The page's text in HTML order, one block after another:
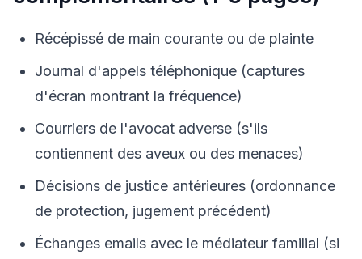
Récépissé de main courante ou de plainte
Journal d'appels téléphonique (captures
d'écran montrant la fréquence)
Courriers de l'avocat adverse (s'ils
contiennent des aveux ou des menaces)
Décisions de justice antérieures (ordonnance
de protection, jugement précédent)
Échanges emails avec le médiateur familial (si